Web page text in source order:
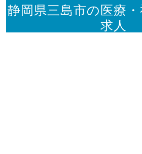
静岡県三島市の医療
求人